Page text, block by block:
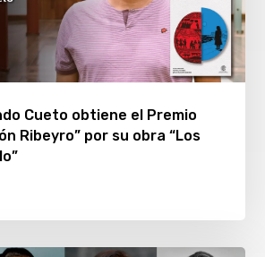
Cueto obtiene el Premio
Ribeyro” por su obra “Los